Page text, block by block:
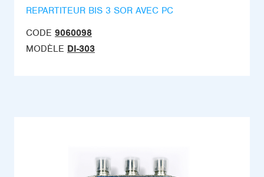
REPARTITEUR BIS 3 SOR AVEC PC
CODE 9060098
MODÈLE DI-303